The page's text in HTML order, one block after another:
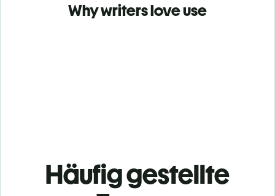
Why writers love use
Häufig gestellte